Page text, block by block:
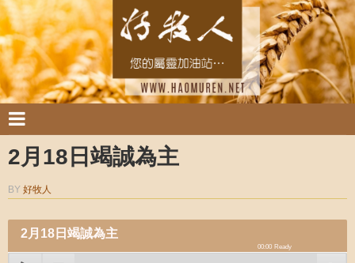
2月18日竭誠為主
BY 好牧人
2月18日竭誠為主
00:00 Ready